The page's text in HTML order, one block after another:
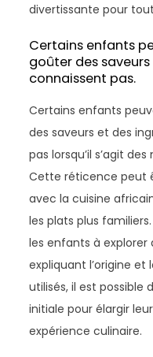
divertissante pour
Certains enfants
goûter des
connaissent pas.
Certains enfants
des saveurs et des
pas lorsqu’il s’agit
Cette réticence peut
avec la cuisine
les plats plus
les enfants à explorer
expliquant l’origine
utilisés, il est
initiale pour élargir
expérience culinaire.